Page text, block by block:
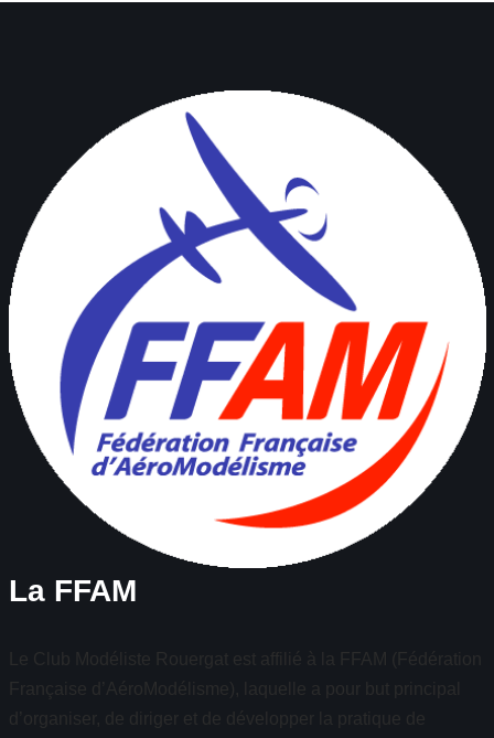
La FFAM
Le Club Modéliste Rouergat est affilié à la FFAM (Fédération
Française d’AéroModélisme), laquelle a pour but principal
d’organiser, de diriger et de développer la pratique de